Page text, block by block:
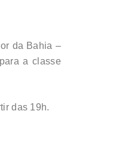
da Bahia –
a classe
das 19h.